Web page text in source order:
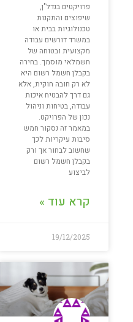
פרויקטים בנדל"ן,
שיפוצים והתקנות
טכנולוגיות בבית או
במשרד דורשים עבודה
מקצועית ובטוחה של
חשמלאי מוסמך. בחירה
בקבלן חשמל רשום היא
לא רק חובה חוקית, אלא
גם דרך להבטיח איכות
עבודה, בטיחות וניהול
נכון של הפרויקט.
במאמר זה נסקור חמש
סיבות עיקריות לכך
שחשוב לבחור אך ורק
בקבלן חשמל רשום
לביצוע
קרא עוד »
19/12/2025